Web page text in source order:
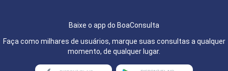
Baixe o app do BoaConsulta
Faça como milhares de usuários, marque suas consultas a qualquer
momento, de qualquer lugar.